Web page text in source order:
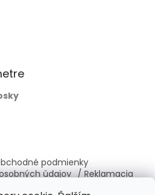
podmienky
údajov / Reklamacia